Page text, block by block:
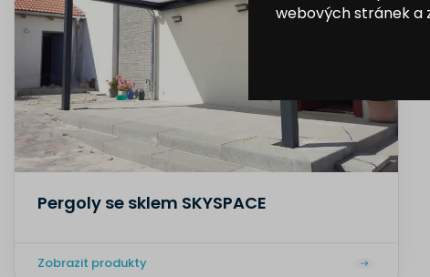
Pergoly se sklem SKYSPACE
Zobrazit produkty
webových stránek a